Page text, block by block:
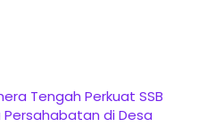
Tengah Perkuat SSB
di Desa